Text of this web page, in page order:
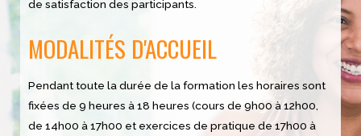
de satisfaction des participants.
MODALITÉS D'ACCUEIL
Pendant toute la durée de la formation les horaires sont
fixées de 9 heures à 18 heures (cours de 9h00 à 12h00,
de 14h00 à 17h00 et exercices de pratique de 17h00 à